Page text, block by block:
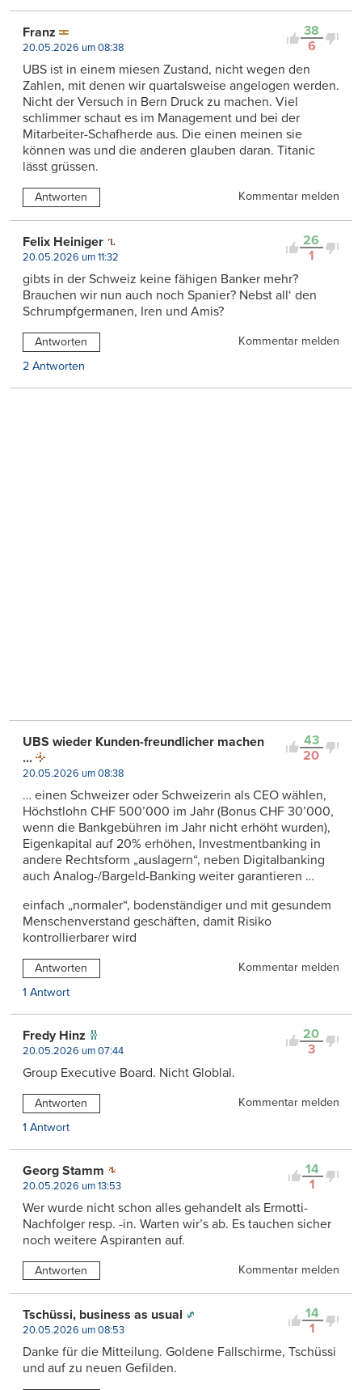
38
6
Franz
20.05.2026 um 08:38
UBS ist in einem miesen Zustand, nicht wegen den
Zahlen, mit denen wir quartalsweise angelogen werden.
Nicht der Versuch in Bern Druck zu machen. Viel
schlimmer schaut es im Management und bei der
Mitarbeiter-Schafherde aus. Die einen meinen sie
können was und die anderen glauben daran. Titanic
lässt grüssen.
Antworten Kommentar melden
26
1
Felix Heiniger
20.05.2026 um 11:32
gibts in der Schweiz keine fähigen Banker mehr?
Brauchen wir nun auch noch Spanier? Nebst all‘ den
Schrumpfgermanen, Iren und Amis?
Antworten
Kommentar melden
2 Antworten
43
20
UBS wieder Kunden-freundlicher machen
...
20.05.2026 um 08:38
… einen Schweizer oder Schweizerin als CEO wählen,
Höchstlohn CHF 500’000 im Jahr (Bonus CHF 30’000,
wenn die Bankgebühren im Jahr nicht erhöht wurden),
Eigenkapital auf 20% erhöhen, Investmentbanking in
andere Rechtsform „auslagern“, neben Digitalbanking
auch Analog-/Bargeld-Banking weiter garantieren …
einfach „normaler“, bodenständiger und mit gesundem
Menschenverstand geschäften, damit Risiko
kontrollierbarer wird
Antworten
Kommentar melden
1 Antwort
20
3
Fredy Hinz
20.05.2026 um 07:44
Group Executive Board. Nicht Globlal.
Antworten
Kommentar melden
1 Antwort
14
1
Georg Stamm
20.05.2026 um 13:53
Wer wurde nicht schon alles gehandelt als Ermotti-
Nachfolger resp. -in. Warten wir’s ab. Es tauchen sicher
noch weitere Aspiranten auf.
Antworten Kommentar melden
14
1
Tschüssi, business as usual
20.05.2026 um 08:53
Danke für die Mitteilung. Goldene Fallschirme, Tschüssi
und auf zu neuen Gefilden.